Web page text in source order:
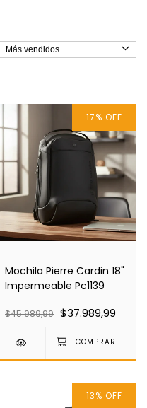
17% OFF
Mochila Pierre Cardin 18"
Impermeable Pc1139
$45.989,99 $37.989,99
13% OFF